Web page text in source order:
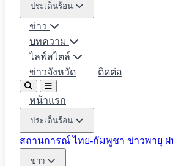
ประเด็นร้อน
ข่าว
บทความ
ไลฟ์สไตล์
ข่าวจังหวัด
ติดต่อ
หน้าแรก
ประเด็นร้อน
สถานการณ์ ไทย-กัมพูชา ข่าวพายุ
ข่าว